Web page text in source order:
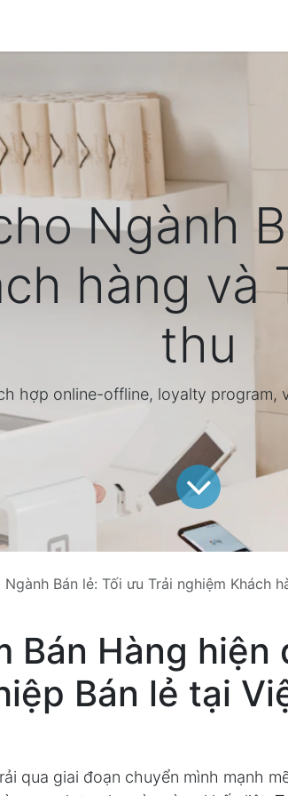
Ngành
hàng và
thu
hợp online-offline, loyalty program,
Bán lẻ: Tối ưu Trải nghiệm Khách hàng và
Bán Hàng hiện
Bán lẻ tại
qua giai đoạn chuyển mình mạnh